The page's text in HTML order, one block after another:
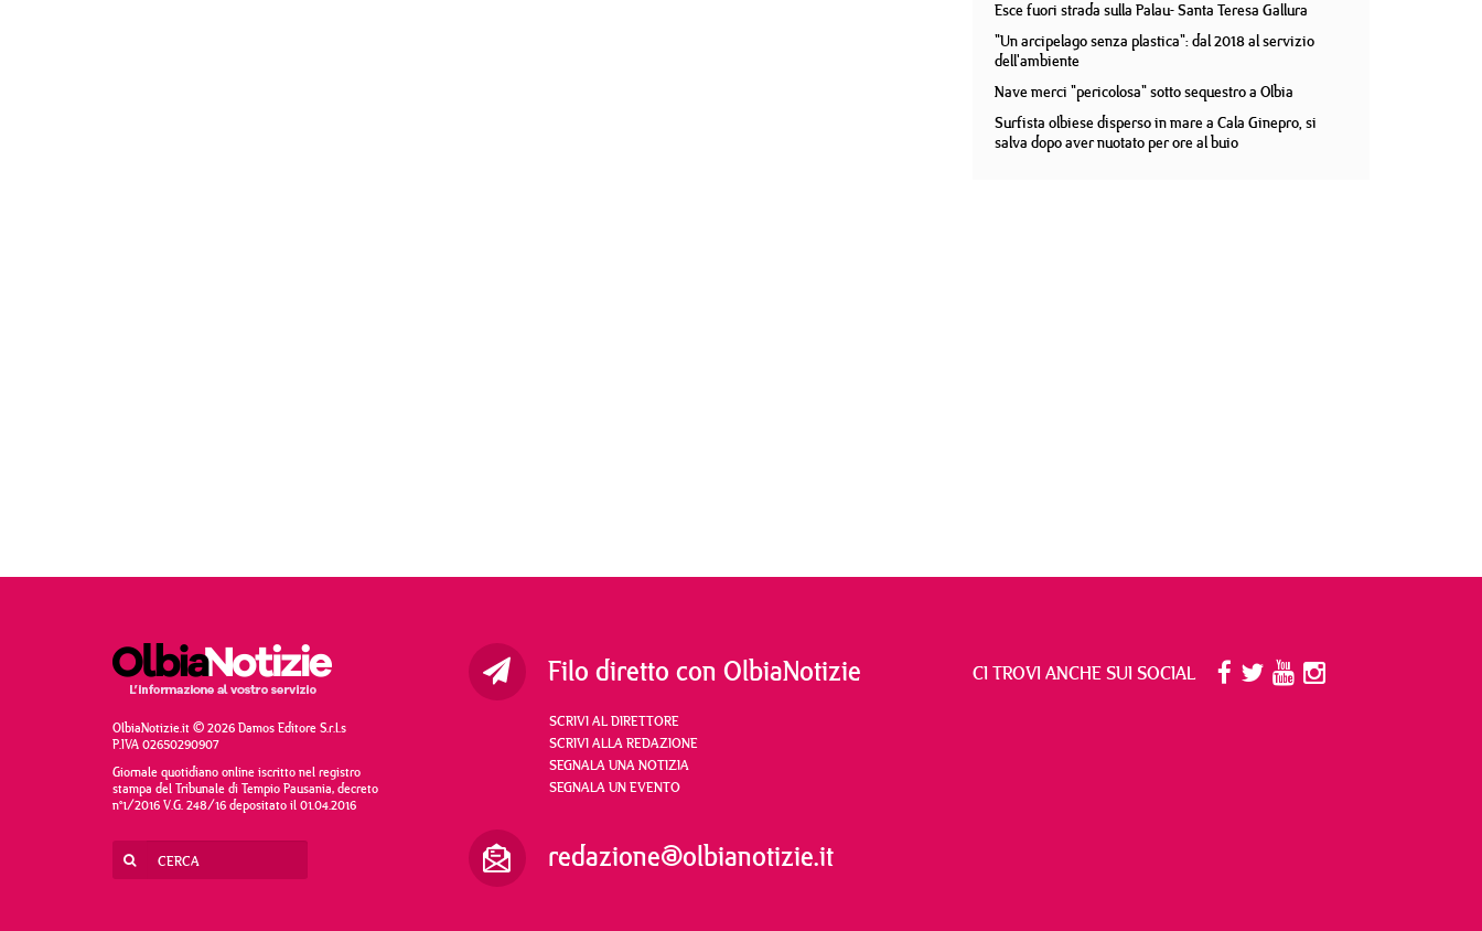
Esce fuori strada sulla Palau- Santa Teresa Gallura
"Un arcipelago senza plastica": dal 2018 al servizio
dell'ambiente
Nave merci "pericolosa" sotto sequestro a Olbia
Surfista olbiese disperso in mare a Cala Ginepro, si
salva dopo aver nuotato per ore al buio
OlbiaNotizie.it © 2026 Damos Editore S.r.l.s
P.IVA 02650290907
Giornale quotidiano online iscritto nel registro
stampa del Tribunale di Tempio Pausania, decreto
n°1/2016 V.G. 248/16 depositato il 01.04.2016
Filo diretto con OlbiaNotizie
SCRIVI AL DIRETTORE
SCRIVI ALLA REDAZIONE
SEGNALA UNA NOTIZIA
SEGNALA UN EVENTO
redazione@olbianotizie.it
CI TROVI ANCHE SUI SOCIAL